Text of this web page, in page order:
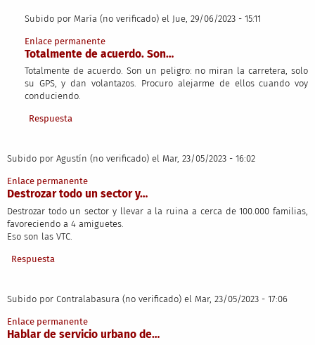
Subido por María (no verificado) el Jue, 29/06/2023 - 15:11
En respuesta aVinieron como que eran el…
Enlace permanente
Totalmente de acuerdo. Son…
Totalmente de acuerdo. Son un peligro: no miran la carretera, solo
su GPS, y dan volantazos. Procuro alejarme de ellos cuando voy
conduciendo.
Respuesta
Subido por Agustín (no verificado) el Mar, 23/05/2023 - 16:02
Enlace permanente
Destrozar todo un sector y…
Destrozar todo un sector y llevar a la ruina a cerca de 100.000 familias,
favoreciendo a 4 amiguetes.
Eso son las VTC.
Respuesta
Subido por Contralabasura (no verificado) el Mar, 23/05/2023 - 17:06
Enlace permanente
Hablar de servicio urbano de…